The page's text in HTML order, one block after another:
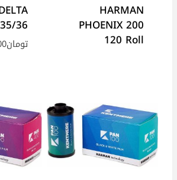
HARMAN
PHOENIX 200
120 Roll
36
تومان